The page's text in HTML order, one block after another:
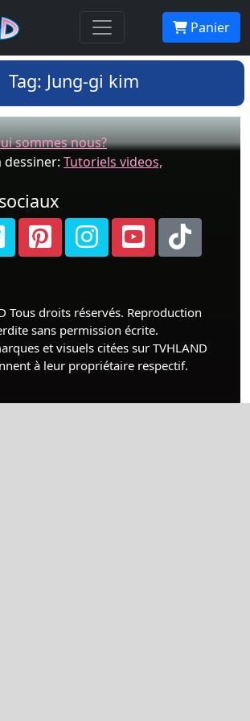
Panier
Tag: Jung-gi kim
sommes nous?
dessiner: Tutoriels videos,
Tous droits réservés. Reproduction
sans permission écrite.
et visuels citées sur TVHLAND
à leur propriétaire respectif.